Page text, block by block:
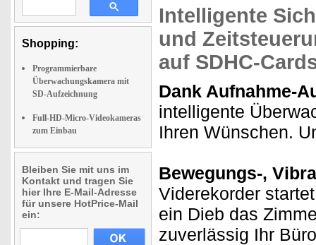
Shopping:
Programmierbare
Überwachungskamera mit
SD-Aufzeichnung
Full-HD-Micro-Videokameras
zum Einbau
Bleiben Sie mit uns im
Kontakt und tragen Sie
hier Ihre E-Mail-Adresse
für unsere HotPrice-Mail
ein:
Intelligente
und
auf SDHC-
Dank Aufnahme-
intelligente
Ihren Wünschen.
Bewegungs-,
Viderekorder
ein Dieb das
zuverlässig Ihr